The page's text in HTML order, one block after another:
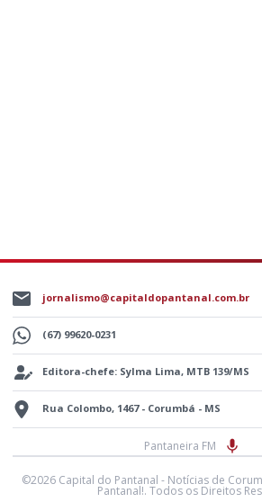
jornalismo@capitaldopantanal.com.br
(67) 99620-0231
Editora-chefe: Sylma Lima, MTB 139/MS
Rua Colombo, 1467 - Corumbá - MS
Pantaneira FM
©2026 Capital do Pantanal - Notícias de
Pantanal!. Todos os Direitos